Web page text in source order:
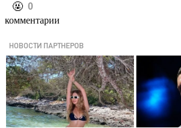
️🤬 0
комментарии